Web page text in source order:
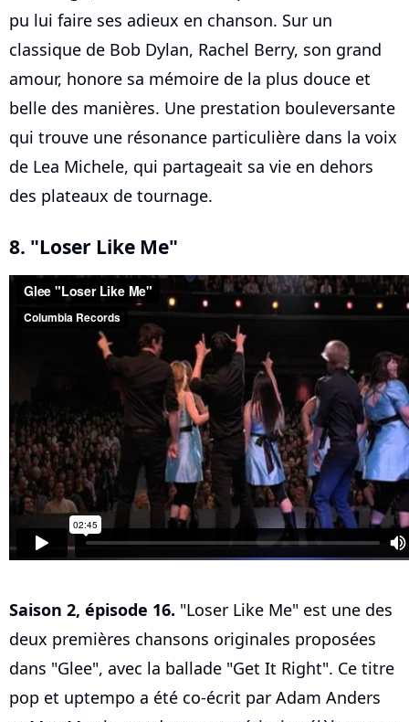
pu lui faire ses adieux en chanson. Sur un
classique de Bob Dylan, Rachel Berry, son grand
amour, honore sa mémoire de la plus douce et
belle des manières. Une prestation bouleversante
qui trouve une résonance particulière dans la voix
de Lea Michele, qui partageait sa vie en dehors
des plateaux de tournage.
8. "Loser Like Me"
Saison 2, épisode 16. "Loser Like Me" est une des
deux premières chansons originales proposées
dans "Glee", avec la ballade "Get It Right". Ce titre
pop et uptempo a été co-écrit par Adam Anders